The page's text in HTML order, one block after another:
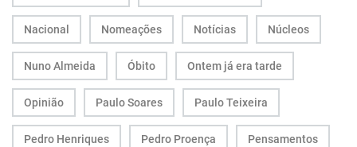
Nacional Nomeações Notícias Núcleos
Nuno Almeida Óbito Ontem já era tarde
Opinião Paulo Soares Paulo Teixeira
Pedro Henriques Pedro Proença Pensamentos